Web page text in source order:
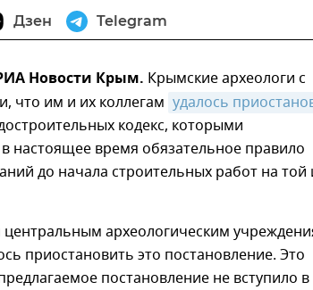
Дзен Telegram
Новости Крым. Крымские археологи с
что им и их коллегам удалось
кодекс, которыми
настоящее время обязательное правило
до начала строительных работ на той
археологическим
приостановить это постановление. Это
постановление не вступило в